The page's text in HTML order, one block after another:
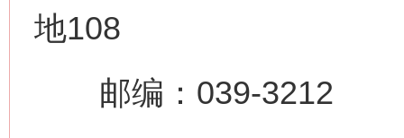
地108
邮编：039-3212